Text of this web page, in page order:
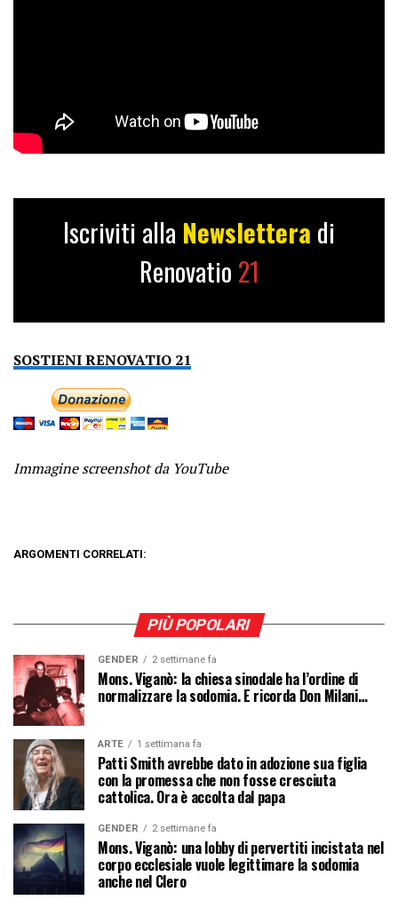
Iscriviti alla Newslettera di
Renovatio 21
SOSTIENI RENOVATIO 21
Immagine screenshot da YouTube
ARGOMENTI CORRELATI:
PIÙ POPOLARI
GENDER 2 settimane fa
Mons. Viganò: la chiesa sinodale ha l’ordine di
normalizzare la sodomia. E ricorda Don Milani…
ARTE 1 settimana fa
Patti Smith avrebbe dato in adozione sua figlia
con la promessa che non fosse cresciuta
cattolica. Ora è accolta dal papa
GENDER 2 settimane fa
Mons. Viganò: una lobby di pervertiti incistata nel
corpo ecclesiale vuole legittimare la sodomia
anche nel Clero